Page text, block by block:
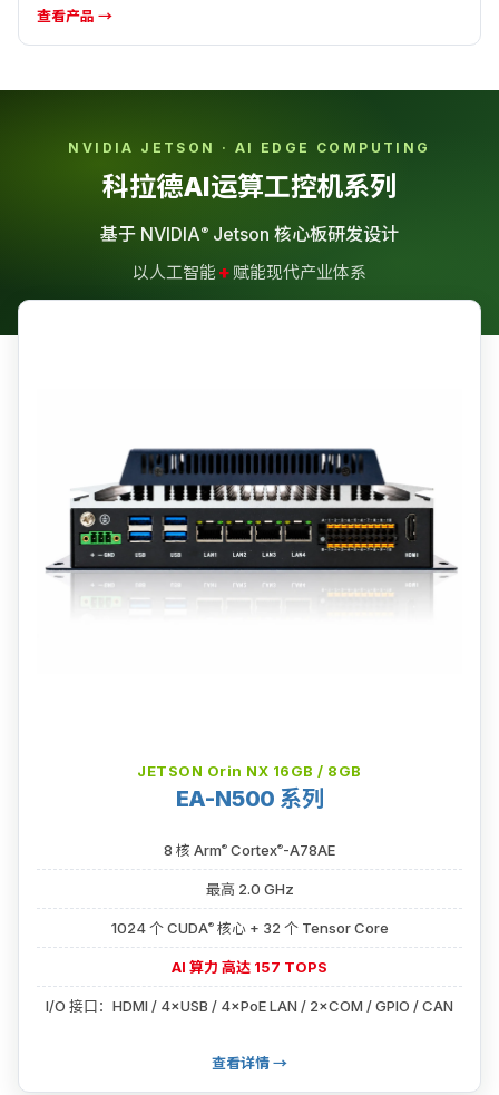
查看产品 →
NVIDIA JETSON · AI EDGE COMPUTING
科拉德AI运算工控机系列
基于 NVIDIA® Jetson 核心板研发设计
以人工智能 + 赋能现代产业体系
JETSON Orin NX 16GB / 8GB
EA-N500 系列
8 核 Arm® Cortex®-A78AE
最高 2.0 GHz
1024 个 CUDA®核心 + 32 个 Tensor Core
AI 算力 高达 157 TOPS
I/O 接口：HDMI / 4×USB / 4×PoE LAN / 2×COM / GPIO / CAN
查看详情 →